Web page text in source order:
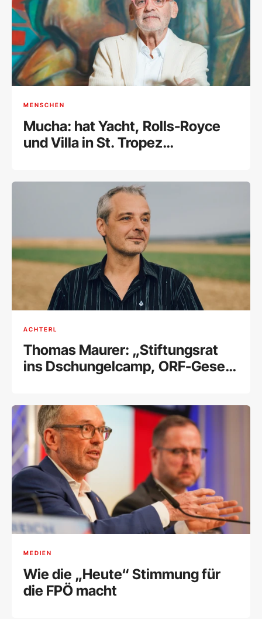
MENSCHEN
Mucha: hat Yacht, Rolls-Royce
und Villa in St. Tropez
ACHTERL
Thomas Maurer: „Stiftungsrat
ins Dschungelcamp, ORF-Gesetz
MEDIEN
Wie die „Heute“ Stimmung für
die FPÖ macht